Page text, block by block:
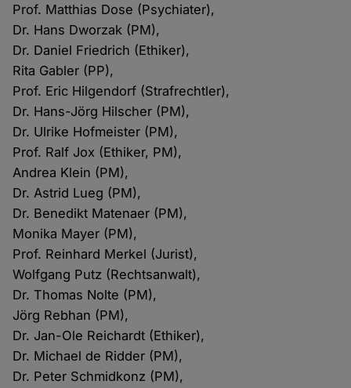
Prof. Matthias Dose (Psychiater),
Dr. Hans Dworzak (PM),
Dr. Daniel Friedrich (Ethiker),
Rita Gabler (PP),
Prof. Eric Hilgendorf (Strafrechtler),
Dr. Hans-Jörg Hilscher (PM),
Dr. Ulrike Hofmeister (PM),
Prof. Ralf Jox (Ethiker, PM),
Andrea Klein (PM),
Dr. Astrid Lueg (PM),
Dr. Benedikt Matenaer (PM),
Monika Mayer (PM),
Prof. Reinhard Merkel (Jurist),
Wolfgang Putz (Rechtsanwalt),
Dr. Thomas Nolte (PM),
Jörg Rebhan (PM),
Dr. Jan-Ole Reichardt (Ethiker),
Dr. Michael de Ridder (PM),
Dr. Peter Schmidkonz (PM),